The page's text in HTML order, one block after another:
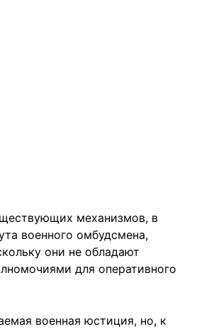
механизмов, в
военного омбудсмена,
они не обладают
для оперативного
военная юстиция, но, к